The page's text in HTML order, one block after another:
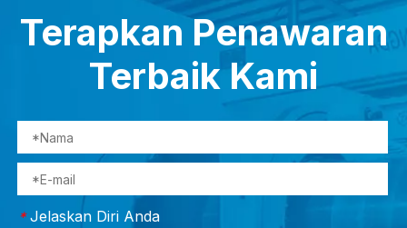
Terapkan Penawaran
Terbaik Kami
* Jelaskan Diri Anda